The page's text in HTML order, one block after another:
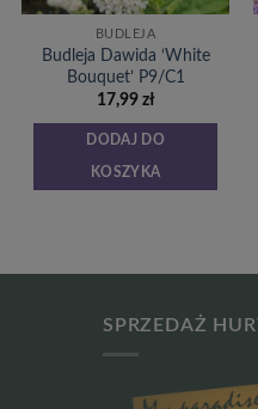
BUDLEJA
Budleja Dawida ‘White
Bouquet’ P9/C1
17,99 zł
DODAJ DO
KOSZYKA
SPRZEDAŻ